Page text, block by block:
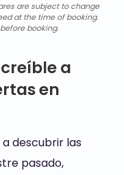
are subject to change
at the time of booking.
booking.
a
en
descubrir las
pasado,